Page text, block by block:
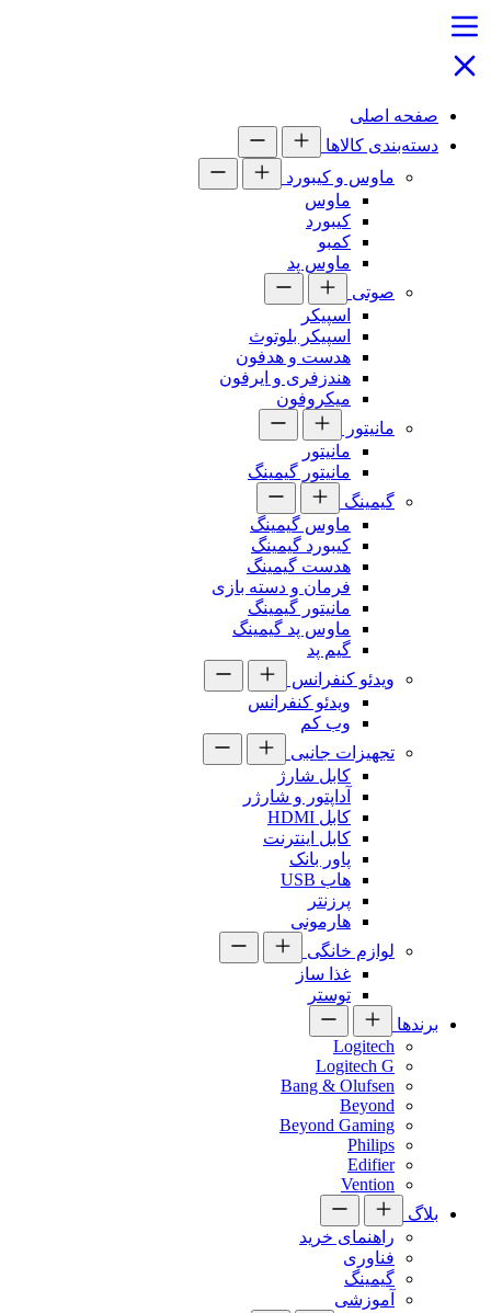
صفحه اصلی
دسته‌بندی کالاها
ماوس و کیبورد
ماوس
کیبورد
کمبو
ماوس پد
صوتی
اسپیکر
اسپیکر بلوتوث
هدست و هدفون
هندزفری و ایرفون
میکروفون
مانیتور
مانیتور
مانیتور گیمینگ
گیمینگ
ماوس گیمینگ
کیبورد گیمینگ
هدست گیمینگ
فرمان و دسته بازی
مانیتور گیمینگ
ماوس پد گیمینگ
گیم پد
ویدئو کنفرانس
ویدئو کنفرانس
وب کم
تجهیزات جانبی
کابل شارژ
آداپتور و شارژر
کابل HDMI
کابل اینترنت
پاور بانک
هاب USB
پرزنتر
هارمونی
لوازم خانگی
غذا ساز
توستر
برندها
Logitech
Logitech G
Bang & Olufsen
Beyond
Beyond Gaming
Philips
Edifier
Vention
بلاگ
راهنمای خرید
فناوری
گیمینگ
آموزشی